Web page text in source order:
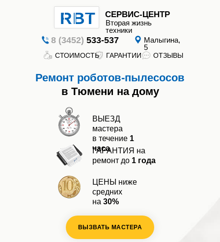
ВЫЕЗД
мастера
в течение 1
часа
ГАРАНТИЯ на
ремонт до 1 года
ЦЕНЫ ниже
средних
на 30%
ВЫЗВАТЬ МАСТЕРА
Ремонт роботов-пылесосов
в Тюмени на дому
СЕРВИС-ЦЕНТР
Вторая жизнь
техники
ГАРАНТИИ ОТЗЫВЫ
8 (3452) 533-537
Малыгина,
5
RBT
СТОИМОСТЬ
ГАРАНТИИ
жизнь
техники